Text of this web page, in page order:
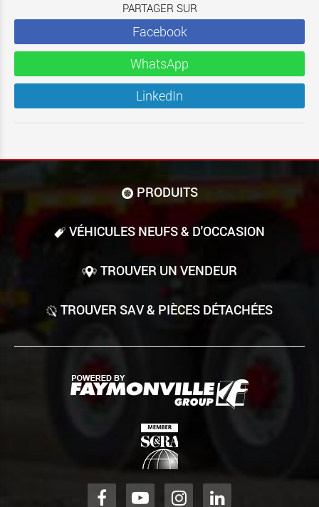
PARTAGER SUR
Facebook
WhatsApp
LinkedIn
PRODUITS
VÉHICULES NEUFS & D'OCCASION
TROUVER UN VENDEUR
TROUVER SAV & PIÈCES DÉTACHÉES